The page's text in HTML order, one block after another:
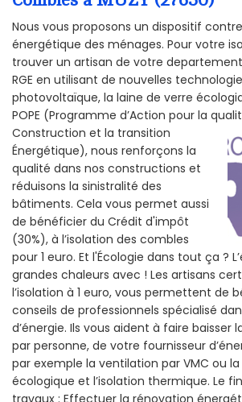
Nous vous proposons un dispositif
énergétique des ménages. Pour votre
trouver un artisan de votre departement
RGE en utilisant de nouvelles
photovoltaïque, la laine de verre
POPE (Programme d’Action pour la
Construction et la transition
Énergétique), nous renforçons la
qualité dans nos constructions et
réduisons la sinistralité des
bâtiments. Cela vous permet aussi
de bénéficier du Crédit d'impôt
(30%), à l’isolation des combles
pour 1 euro. Et l'Écologie dans tout ça ?
grandes chaleurs avec ! Les artisans
l’isolation à 1 euro, vous permettent de
conseils de professionnels spécialisé
d’énergie. Ils vous aident à faire baisser
par personne, de votre fournisseur
par exemple la ventilation par VMC ou
écologique et l’isolation thermique. Le